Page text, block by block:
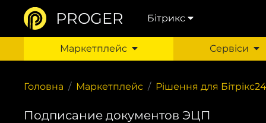
PROGER Бітрикс
Маркетплейс Сервіси
Головна Маркетплейс Рішення для Бітрікс24
Подписание документов ЭЦП